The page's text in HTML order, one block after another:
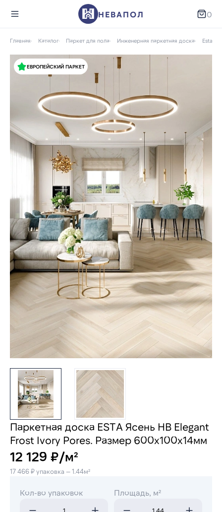
НЕВАПОЛ 0
Главная Каталог Паркет для пола Инженерная паркетная доска Esta
ЕВРОПЕЙСКИЙ ПАРКЕТ
Паркетная доска ESTA Ясень HB Elegant
Frost Ivory Pores. Размер 600х100х14мм
12 129 ₽/м²
17 466 ₽ упаковка — 1.44м²
Кол-во упаковок Площадь, м²